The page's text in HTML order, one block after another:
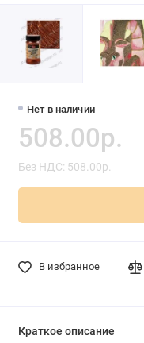
Нет в наличии
508.00р.
Без НДС: 508.00р.
В избранное
Краткое описание